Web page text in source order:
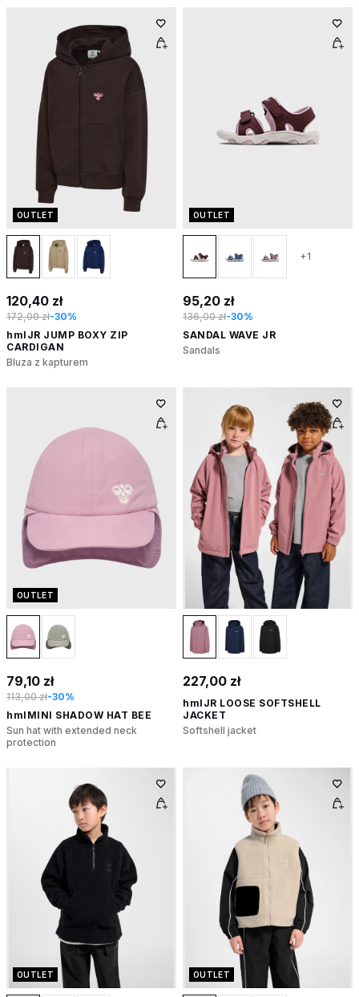
OUTLET
120,40 zł
172,00 zł-30%
hmlJR JUMP BOXY ZIP
CARDIGAN
Bluza z kapturem
OUTLET
+1
95,20 zł
136,00 zł-30%
SANDAL WAVE JR
Sandals
OUTLET
79,10 zł
113,00 zł-30%
hmlMINI SHADOW HAT BEE
Sun hat with extended neck
protection
227,00 zł
hmlJR LOOSE SOFTSHELL
JACKET
Softshell jacket
OUTLET OUTLET